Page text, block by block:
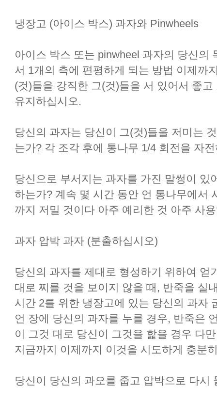
냉장고 (아이스 박스) 과자와 Pinwheels
아이스 박스 또는 pinwheel 과자의 당신의
서 1개의 측에 편평하게 되는 방법 이제까
(것)들을 강직한 그(것)들을 서 있어서 좋
유지하십시오.
당신의 과자는 당신이 그(것)들을 저미는
는가? 각 조각 후에 통나무 1/4 회전을 자
당신으로 부서지는 과자를 가진 말썽이 있
하는가? 계속 몇 시간 동안 언 통나무에서
까지 저밀 것이다 아주 예리한 것 아주 사
과자 압박 과자 (분출하십시오)
당신의 과자를 제대로 형성하기 위하여 얻
대로 찌를 것을 보이지 않을 때, 반죽을 실
시간 2를 위한 냉장고에 있는 당신의 과자
언 장에 당신의 과자를 누를 경우, 반죽은
이 그것 대로 당신이 그것을 핥을 경우 다
지금까지 이제까지 이것을 시도하게 충분
당신이 당신의 과오를 줍고 압박으로 다시